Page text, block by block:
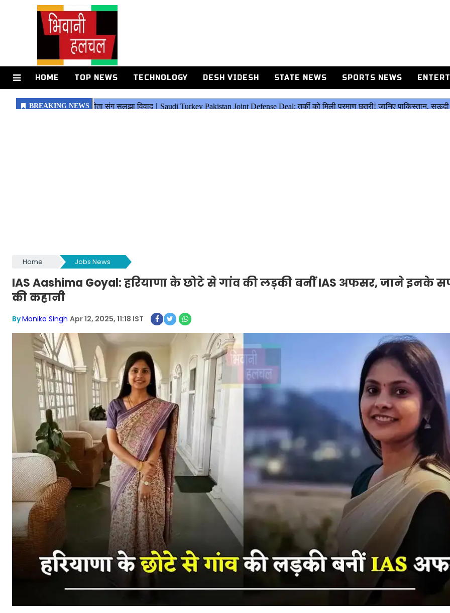
HOME TOP NEWS TECHNOLOGY DESH VIDESH STATE NEWS SPORTS NEWS
Home Jobs News
IAS Aashima Goyal: हरियाणा के छोटे से गांव की लड़की बनीं IAS अफसर, जाने इनके
की कहानी
ByMonika Singh Apr 12, 2025, 11:18 IST